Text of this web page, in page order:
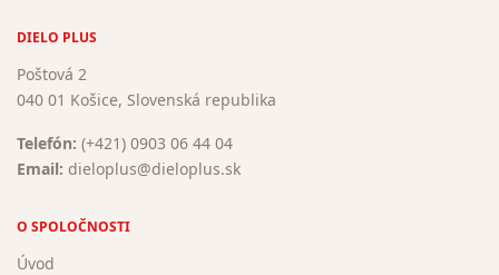
DIELO PLUS
Poštová 2
040 01 Košice, Slovenská republika
Telefón: (+421) 0903 06 44 04
Email: dieloplus@dieloplus.sk
O SPOLOČNOSTI
Úvod